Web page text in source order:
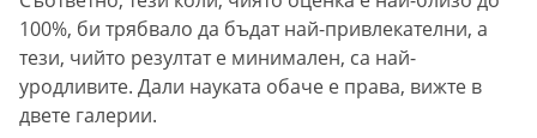
100%, би трябвало да бъдат най-привлекателни, а
тези, чийто резултат е минимален, са най-
уродливите. Дали науката обаче е права, вижте в
двете галерии.